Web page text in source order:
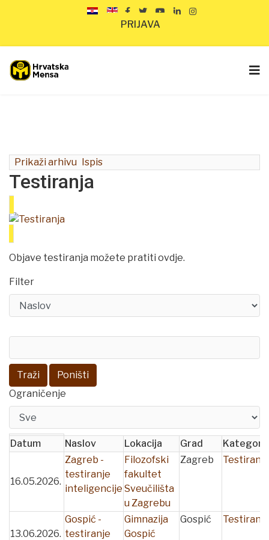
PRIJAVA
Prikaži arhivu Ispis
Testiranja
Objave testiranja možete pratiti ovdje.
Filter
Traži
Poništi
Ograničenje
Datum Naslov Lokacija Grad
16.05.2026.
Zagreb -
testiranje
inteligencije
Filozofski
fakultet
Sveučilišta
u Zagrebu
Zagreb Testiranja
13.06.2026.
Gospić -
testiranje
Gimnazija
Gospić
Gospić Testiranja